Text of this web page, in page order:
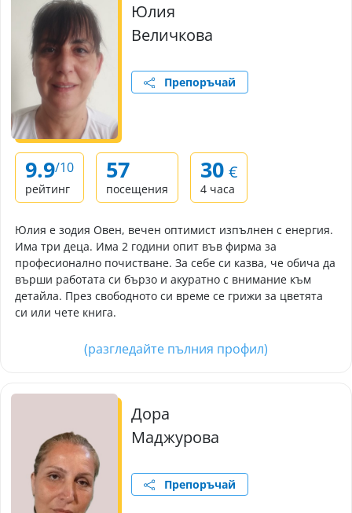
Юлия
Величкова
Препоръчай
9.9/10
рейтинг
57
посещения
30 €
4 часа
Юлия е зодия Овен, вечен оптимист изпълнен с енергия.
Има три деца. Има 2 години опит във фирма за
професионално почистване. За себе си казва, че обича да
върши работата си бързо и акуратно с внимание към
детайла. През свободното си време се грижи за цветята
си или чете книга.
(разгледайте пълния профил)
Дора
Маджурова
Препоръчай